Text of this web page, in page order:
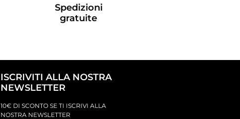
Spedizioni
gratuite
ISCRIVITI ALLA NOSTRA
NEWSLETTER
10€ DI SCONTO SE TI ISCRIVI ALLA
NOSTRA NEWSLETTER